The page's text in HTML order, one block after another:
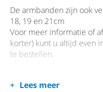
De armbanden zijn ook
18, 19 en 21cm
Voor meer informatie of
korter) kunt u altijd even
te bestellen.
Lees meer